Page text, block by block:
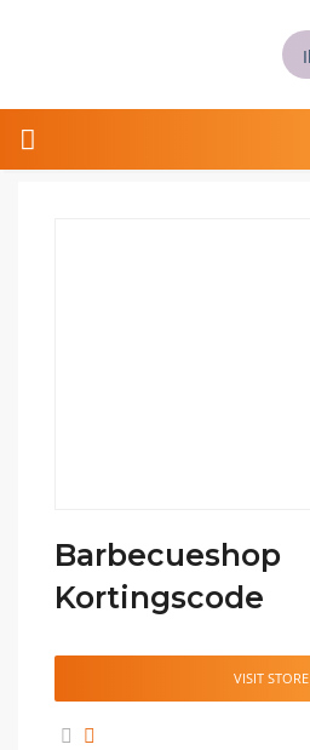
Barbecueshop
Kortingscode
VISIT STORE